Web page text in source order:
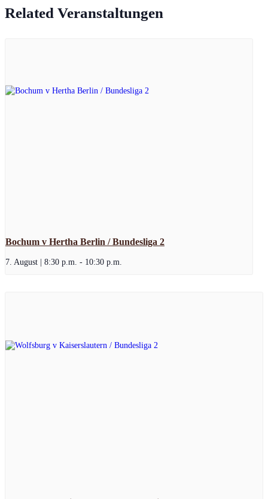
Related Veranstaltungen
Bochum v Hertha Berlin / Bundesliga 2
7. August | 8:30 p.m. - 10:30 p.m.